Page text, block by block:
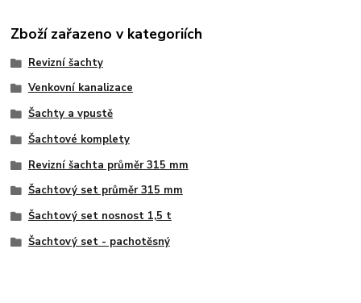
Zboží zařazeno v kategoriích
Revizní šachty
Venkovní kanalizace
Šachty a vpustě
Šachtové komplety
Revizní šachta průměr 315 mm
Šachtový set průměr 315 mm
Šachtový set nosnost 1,5 t
Šachtový set - pachotěsný